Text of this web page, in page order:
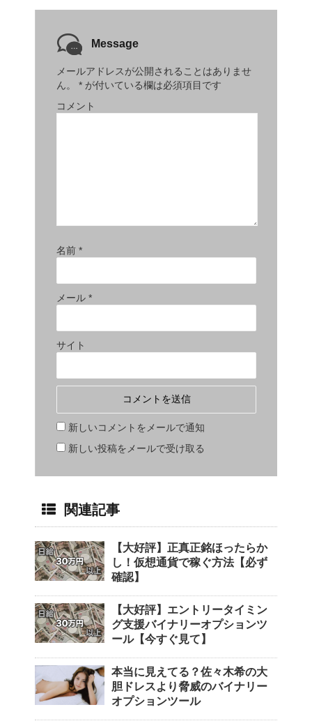
Message
メールアドレスが公開されることはありませ
ん。
* が付いている欄は必須項目です
コメント
名前 *
メール *
サイト
新しいコメントをメールで通知
新しい投稿をメールで受け取る
関連記事
【大好評】正真正銘ほったらか
し！仮想通貨で稼ぐ方法【必ず
確認】
【大好評】エントリータイミン
グ支援バイナリーオプションツ
ール【今すぐ見て】
本当に見えてる？佐々木希の大
胆ドレスより脅威のバイナリー
オプションツール